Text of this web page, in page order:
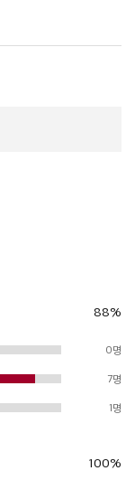
88%
0명
7명
1명
100%